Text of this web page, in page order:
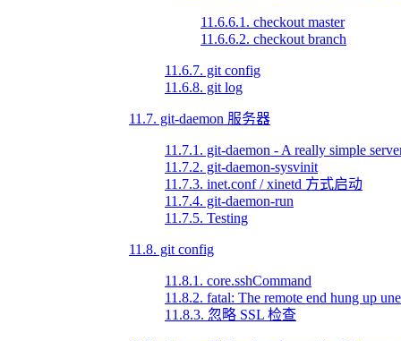
11.6.6.1. checkout master
11.6.6.2. checkout branch
11.6.7. git config
11.6.8. git log
11.7. git-daemon 服务器
11.7.1. git-daemon - A really simple
11.7.2. git-daemon-sysvinit
11.7.3. inet.conf / xinetd 方式启动
11.7.4. git-daemon-run
11.7.5. Testing
11.8. git config
11.8.1. core.sshCommand
11.8.2. fatal: The remote end hung up
11.8.3. 忽略 SSL 检查